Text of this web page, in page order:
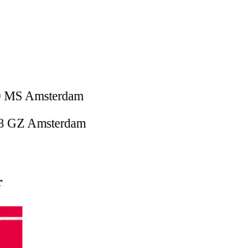
MS Amsterdam
GZ Amsterdam